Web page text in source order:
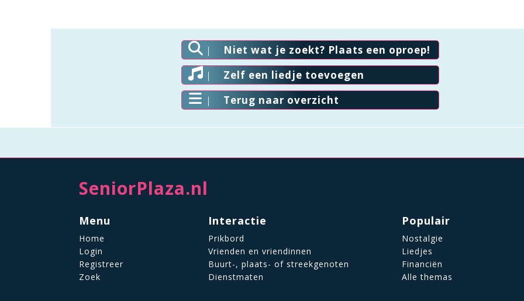
Niet wat je zoekt? Plaats een oproep!
Zelf een liedje toevoegen
Terug naar overzicht
SeniorPlaza.nl
Menu
Home
Login
Registreer
Zoek
Interactie
Prikbord
Vrienden en vriendinnen
Buurt-, plaats- of streekgenoten
Dienstmaten
Populair
Nostalgie
Liedjes
Financiën
Alle themas